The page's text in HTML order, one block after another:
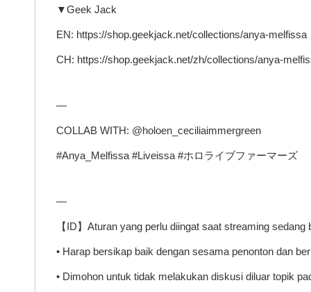
▼Geek Jack
EN: https://shop.geekjack.net/collections/anya-melfissa
CH: https://shop.geekjack.net/zh/collections/anya-
—
COLLAB WITH: @holoen_ceciliaimmergreen
#Anya_Melfissa #Liveissa #ホロライブファーマーズ
—
【ID】Aturan yang perlu diingat saat streaming sedang
• Harap bersikap baik dengan sesama penonton dan
• Dimohon untuk tidak melakukan diskusi diluar topik